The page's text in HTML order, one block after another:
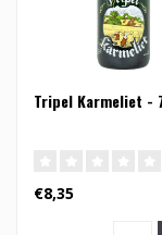
Tripel Karmeliet -
€8,35